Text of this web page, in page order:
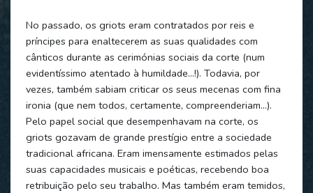
No passado, os griots eram contratados por reis e
príncipes para enaltecerem as suas qualidades com
cânticos durante as cerimónias sociais da corte (num
evidentíssimo atentado à humildade…!). Todavia, por
vezes, também sabiam criticar os seus mecenas com fina
ironia (que nem todos, certamente, compreenderiam…).
Pelo papel social que desempenhavam na corte, os
griots gozavam de grande prestígio entre a sociedade
tradicional africana. Eram imensamente estimados pelas
suas capacidades musicais e poéticas, recebendo boa
retribuição pelo seu trabalho. Mas também eram temidos,